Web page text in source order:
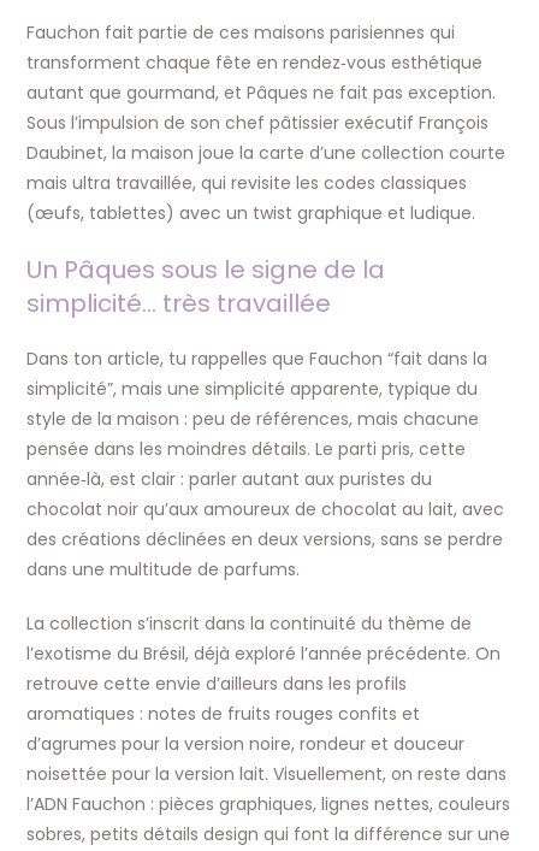
Fauchon fait partie de ces maisons parisiennes qui
transforment chaque fête en rendez‑vous esthétique
autant que gourmand, et Pâques ne fait pas exception.
Sous l’impulsion de son chef pâtissier exécutif François
Daubinet, la maison joue la carte d’une collection courte
mais ultra travaillée, qui revisite les codes classiques
(œufs, tablettes) avec un twist graphique et ludique.
Un Pâques sous le signe de la
simplicité… très travaillée
Dans ton article, tu rappelles que Fauchon “fait dans la
simplicité”, mais une simplicité apparente, typique du
style de la maison : peu de références, mais chacune
pensée dans les moindres détails. Le parti pris, cette
année‑là, est clair : parler autant aux puristes du
chocolat noir qu’aux amoureux de chocolat au lait, avec
des créations déclinées en deux versions, sans se perdre
dans une multitude de parfums.
La collection s’inscrit dans la continuité du thème de
l’exotisme du Brésil, déjà exploré l’année précédente. On
retrouve cette envie d’ailleurs dans les profils
aromatiques : notes de fruits rouges confits et
d’agrumes pour la version noire, rondeur et douceur
noisettée pour la version lait. Visuellement, on reste dans
l’ADN Fauchon : pièces graphiques, lignes nettes, couleurs
sobres, petits détails design qui font la différence sur une